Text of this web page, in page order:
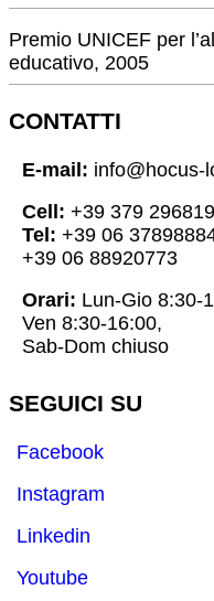
Premio UNICEF per
educativo, 2005
CONTATTI
E-mail: info@hocus-
Cell: +39 379
Tel: +39 06
+39 06 88920773
Orari: Lun-Gio 8:30-
Ven 8:30-16:00,
Sab-Dom chiuso
SEGUICI SU
Facebook
Instagram
Linkedin
Youtube